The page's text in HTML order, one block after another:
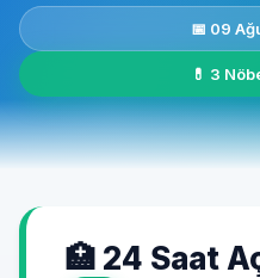
📅 09
💊 3
🏥 24 Saat